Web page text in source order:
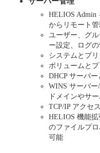
HELIOS Admin
からリモート管
ユーザー、グ
ー設定、ログ
システムとプ
ボリュームと
DHCP サーバ
WINS サーバ
ドメインやサ
TCP/IP アクセ
HELIOS 機能拡
のファイルプ
可能